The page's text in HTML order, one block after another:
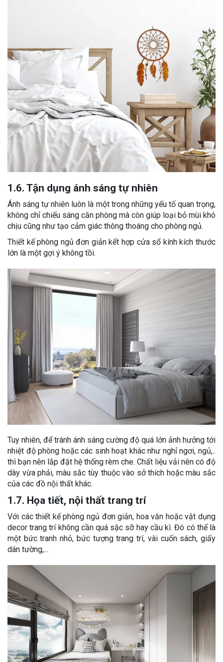
1.6. Tận dụng ánh sáng tự nhiên
Ánh sáng tự nhiên luôn là một trong những yếu tố quan trọng,
không chỉ chiếu sáng căn phòng mà còn giúp loại bỏ mùi khó
chịu cũng như tạo cảm giác thông thoáng cho phòng ngủ.
Thiết kế phòng ngủ đơn giản kết hợp cửa sổ kính kích thước
lớn là một gợi ý không tồi.
Tuy nhiên, để tránh ánh sáng cường độ quá lớn ảnh hưởng tới
nhiệt độ phòng hoặc các sinh hoạt khác như nghỉ ngơi, ngủ,..
thì bạn nên lắp đặt hệ thống rèm che. Chất liệu vải nên có độ
dày vừa phải, màu sắc tùy thuộc vào sở thích hoặc màu sắc
của các đồ nội thất khác.
1.7. Họa tiết, nội thất trang trí
Với các thiết kế phòng ngủ đơn giản, hoa văn hoặc vật dụng
decor trang trí không cần quá sặc sỡ hay cầu kì. Đó có thể là
một bức tranh nhỏ, bức tượng trang trí, vài cuốn sách, giấy
dán tường,...